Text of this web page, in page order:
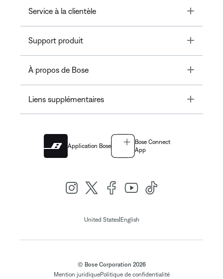
Service à la clientèle Toggle
Support produit Toggle
À propos de Bose Toggle
Liens supplémentaires Toggle
Application Bose
Bose Connect
App
United States| English
© Bose Corporation 2026
Mention juridiquePolitique de confidentialité